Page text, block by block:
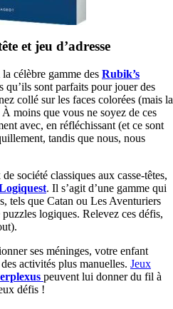
et jeu d’adresse
célèbre gamme des Rubik’s
qu’ils sont parfaits pour jouer des
collé sur les faces colorées (mais la
moins que vous ne soyez de ces
avec, en réfléchissant (et ce sont
tandis que nous, nous
société classiques aux casse-têtes,
. Il s’agit d’une gamme qui
tels que Catan ou Les Aventuriers
logiques. Relevez ces défis,
ses méninges, votre enfant
activités plus manuelles. Jeux
peuvent lui donner du fil à
défis !